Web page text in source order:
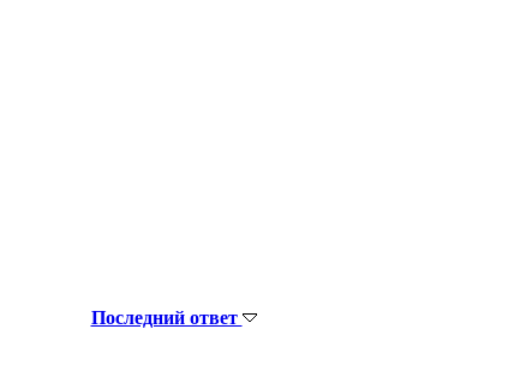
Последний ответ